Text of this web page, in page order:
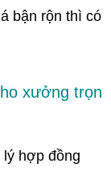
bận rộn thì có
xưởng trọn
lý hợp đồng